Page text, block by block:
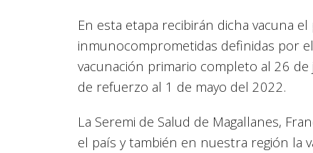
En esta etapa recibirán dicha vacuna
inmunocomprometidas definidas por
vacunación primario completo al 26
de refuerzo al 1 de mayo del 2022.
La Seremi de Salud de Magallanes,
el país y también en nuestra región la